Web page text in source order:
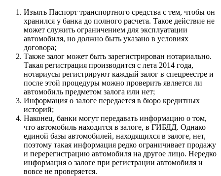
Изъять Паспорт транспортного средства с тем, чтобы он
хранился у банка до полного расчета. Такое действие не
может служить ограничением для эксплуатации
автомобиля, но должно быть указано в условиях
договора;
Также залог может быть зарегистрирован нотариально.
Такая регистрация производится с лета 2014 года,
нотариусы регистрируют каждый залог в спецреестре и
после этой процедуры можно проверить является ли
автомобиль предметом залога или нет;
Информация о залоге передается в бюро кредитных
историй;
Наконец, банки могут передавать информацию о том,
что автомобиль находится в залоге, в ГИБДД. Однако
единой базы автомобилей, находящихся в залоге, нет,
поэтому такая информация редко ограничивает продажу
и перерегистрацию автомобиля на другое лицо. Нередко
информация о залоге при регистрации автомобиля и
вовсе не проверяется.